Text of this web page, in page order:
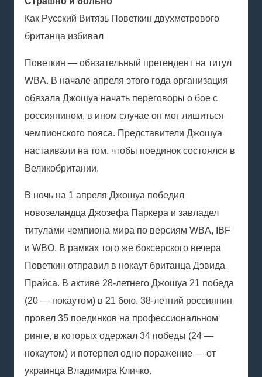
Как Русский Витязь Поветкин двухметрового
британца избивал
Поветкин — обязательный претендент на титул
WBA. В начале апреля этого года организация
обязала Джошуа начать переговоры о бое с
россиянином, в ином случае он мог лишиться
чемпионского пояса. Представители Джошуа
настаивали на том, чтобы поединок состоялся в
Великобритании.
В ночь на 1 апреля Джошуа победил
новозеландца Джозефа Паркера и завладел
титулами чемпиона мира по версиям WBA, IBF
и WBO. В рамках того же боксерского вечера
Поветкин отправил в нокаут британца Дэвида
Прайса. В активе 28-летнего Джошуа 21 победа
(20 — нокаутом) в 21 бою. 38-летний россиянин
провел 35 поединков на профессиональном
ринге, в которых одержал 34 победы (24 —
нокаутом) и потерпел одно поражение — от
украинца Владимира Кличко.